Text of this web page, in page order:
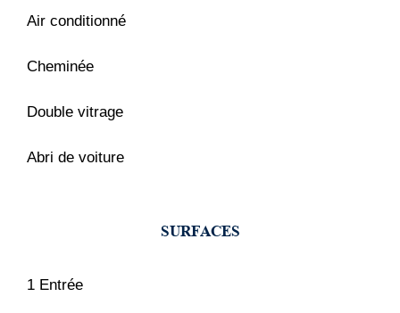
Air conditionné
Cheminée
Double vitrage
Abri de voiture
SURFACES
1 Entrée